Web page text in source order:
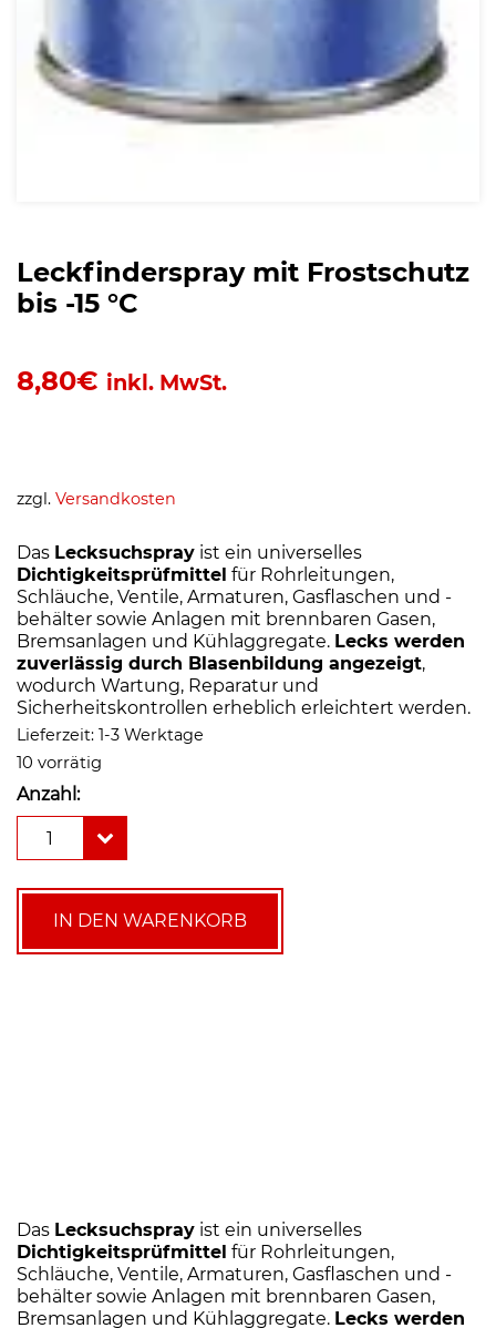
Leckfinderspray mit Frostschutz
bis -15 °C
8,80€ inkl. MwSt.
zzgl. Versandkosten
Das Lecksuchspray ist ein universelles
Dichtigkeitsprüfmittel für Rohrleitungen,
Schläuche, Ventile, Armaturen, Gasflaschen und -
behälter sowie Anlagen mit brennbaren Gasen,
Bremsanlagen und Kühlaggregate. Lecks werden
zuverlässig durch Blasenbildung angezeigt,
wodurch Wartung, Reparatur und
Sicherheitskontrollen erheblich erleichtert werden.
Lieferzeit: 1-3 Werktage
10 vorrätig
Anzahl:
bis
Menge
1
IN DEN WARENKORB
Das Lecksuchspray ist ein universelles
Dichtigkeitsprüfmittel für Rohrleitungen,
Schläuche, Ventile, Armaturen, Gasflaschen und -
behälter sowie Anlagen mit brennbaren Gasen,
Bremsanlagen und Kühlaggregate. Lecks werden